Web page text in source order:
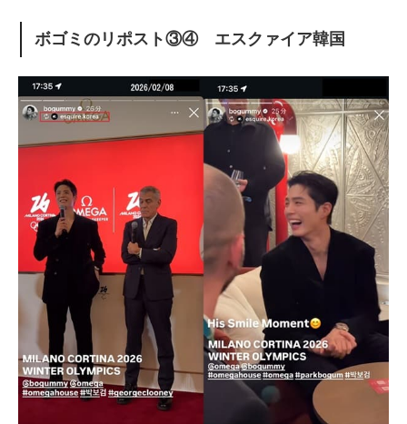
ボゴミのリポスト③④ エスクァイア韓国